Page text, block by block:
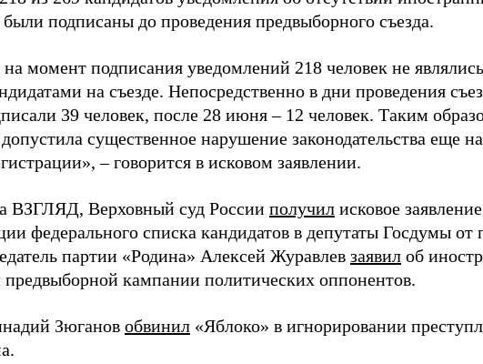
были подписаны до проведения предвыборного съезда.
момент подписания уведомлений 218 человек не являлись
на съезде. Непосредственно в дни проведения
39 человек, после 28 июня – 12 человек. Таким
существенное нарушение законодательства еще
– говорится в исковом заявлении.
ВЗГЛЯД, Верховный суд России получил исковое
федерального списка кандидатов в депутаты Госдумы от
партии «Родина» Алексей Журавлев заявил об
кампании политических оппонентов.
Зюганов обвинил «Яблоко» в игнорировании